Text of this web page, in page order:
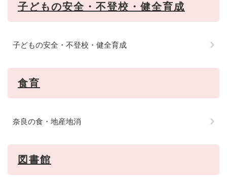
子どもの安全・不登校・健全育成
子どもの安全・不登校・健全育成
食育
奈良の食・地産地消
図書館